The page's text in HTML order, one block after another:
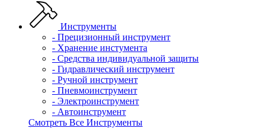
Инструменты
- Прецизионный инструмент
- Хранение инстумента
- Средства индивидуальной защиты
- Гидравлический инструмент
- Ручной инструмент
- Пневмоинструмент
- Электроинструмент
- Автоинструмент
Смотреть Все Инструменты